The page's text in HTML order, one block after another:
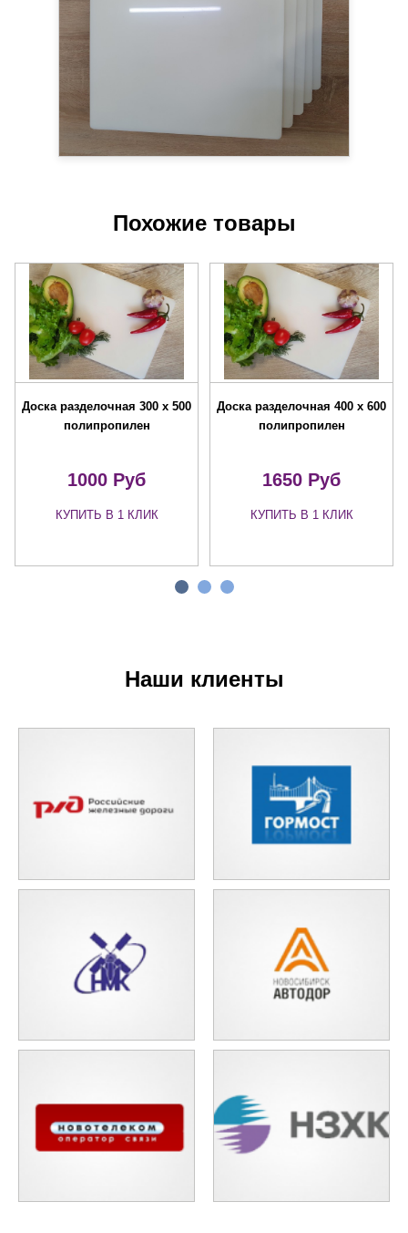
Похожие товары
Доска разделочная 300 х 500
полипропилен
1000 Руб
КУПИТЬ В 1 КЛИК
Доска разделочная 400 х 600
полипропилен
1650 Руб
КУПИТЬ В 1 КЛИК
Наши клиенты